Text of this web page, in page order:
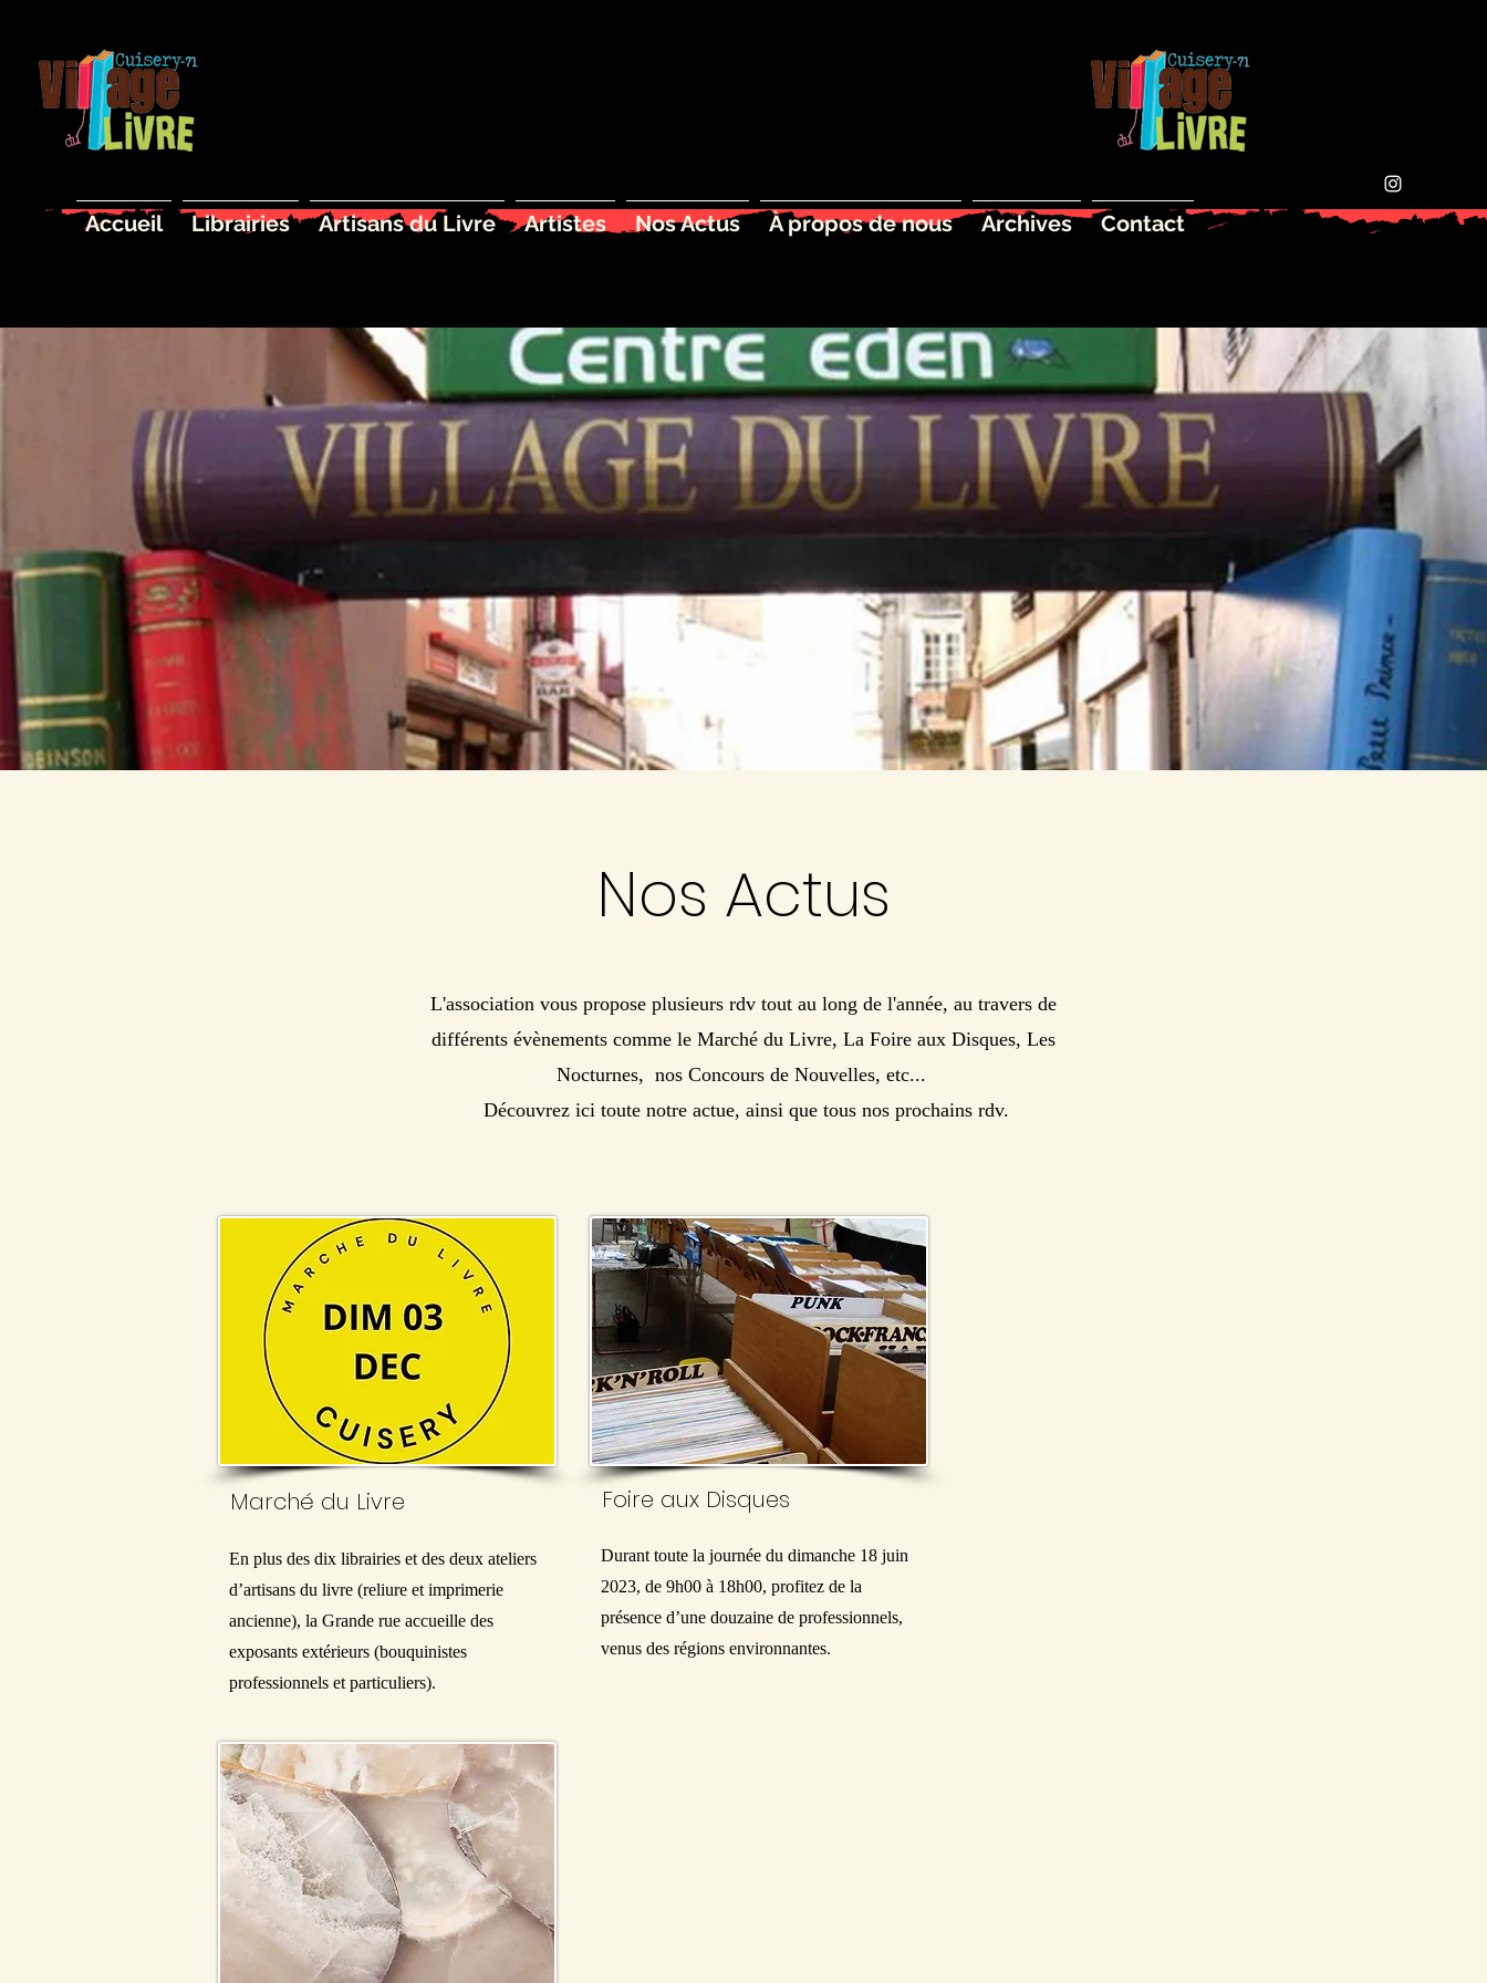
Accueil Librairies Artisans du Livre Artistes Nos Actus À propos de nous Archives Contact
Nos Actus
L'association vous propose plusieurs rdv tout au long de l'année, au travers de
différents évènements comme le Marché du Livre, La Foire aux Disques, Les
Nocturnes, nos Concours de Nouvelles, etc...
Découvrez ici toute notre actue, ainsi que tous nos prochains rdv.
Marché du Livre
En plus des dix librairies et des deux ateliers
d’artisans du livre (reliure et imprimerie
ancienne), la Grande rue accueille des
exposants extérieurs (bouquinistes
professionnels et particuliers).
Foire aux Disques
Durant toute la journée du dimanche 18 juin
2023, de 9h00 à 18h00, profitez de la
présence d’une douzaine de professionnels,
venus des régions environnantes.